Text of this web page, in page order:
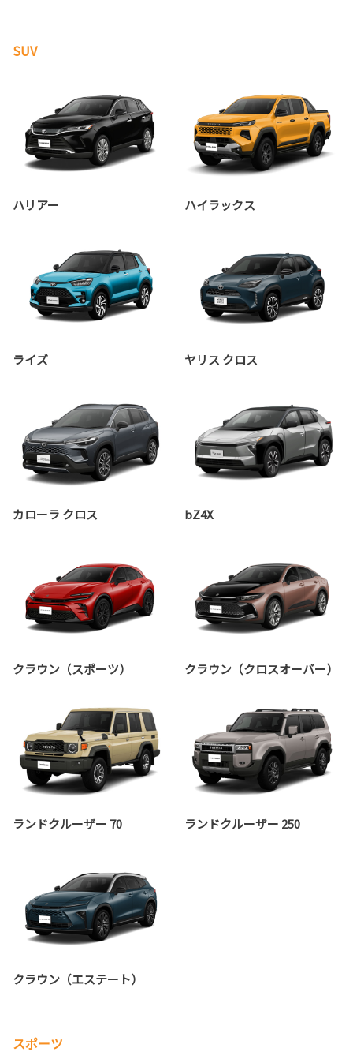
SUV
ハリアー ハイラックス
ライズ ヤリス クロス
カローラ クロス bZ4X
クラウン（スポーツ） クラウン（クロスオーバー）
ランドクルーザー 70 ランドクルーザー 250
クラウン（エステート）
スポーツ